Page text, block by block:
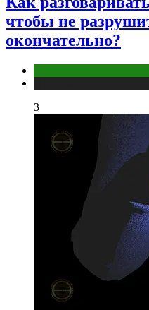
чтобы не
окончательно?
3